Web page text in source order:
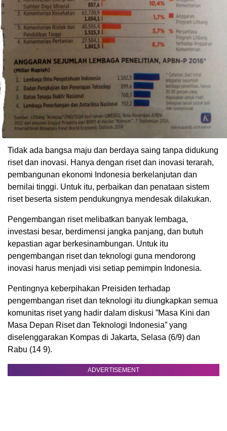
Tidak ada bangsa maju dan berdaya saing tanpa didukung
riset dan inovasi. Hanya dengan riset dan inovasi terarah,
pembangunan ekonomi Indonesia berkelanjutan dan
bernilai tinggi. Untuk itu, perbaikan dan penataan sistem
riset beserta sistem pendukungnya mendesak dilakukan.
Pengembangan riset melibatkan banyak lembaga,
investasi besar, berdimensi jangka panjang, dan butuh
kepastian agar berkesinambungan. Untuk itu
pengembangan riset dan teknologi guna mendorong
inovasi harus menjadi visi setiap pemimpin Indonesia.
Pentingnya keberpihakan Preisiden terhadap
pengembangan riset dan teknologi itu diungkapkan semua
komunitas riset yang hadir dalam diskusi ”Masa Kini dan
Masa Depan Riset dan Teknologi Indonesia” yang
diselenggarakan Kompas di Jakarta, Selasa (6/9) dan
Rabu (14 9).
ADVERTISEMENT